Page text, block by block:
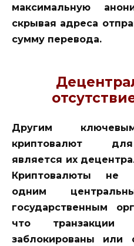
максимальную
скрывая адреса
сумму перевода.
Другим
криптовалют
является их
Криптовалюты не
одним
государственным
что
заблокированы или